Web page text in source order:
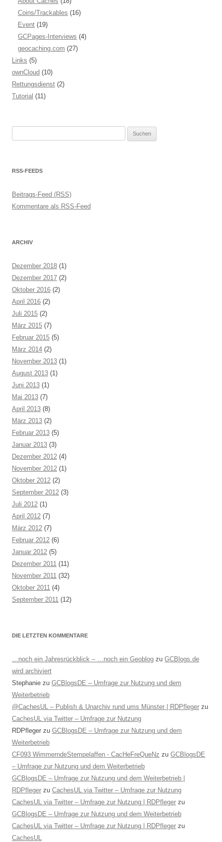
Coins/Trackables (16)
Event (19)
GCPages-Interviews (4)
geocaching.com (27)
Links (5)
ownCloud (10)
Rettungsdienst (2)
Tutorial (11)
RSS-FEEDS
Beitrags-Feed (RSS)
Kommentare als RSS-Feed
ARCHIV
Dezember 2018 (1)
Dezember 2017 (2)
Oktober 2016 (2)
April 2016 (2)
Juli 2015 (2)
März 2015 (7)
Februar 2015 (5)
März 2014 (2)
November 2013 (1)
August 2013 (1)
Juni 2013 (1)
Mai 2013 (7)
April 2013 (8)
März 2013 (2)
Februar 2013 (5)
Januar 2013 (3)
Dezember 2012 (4)
November 2012 (1)
Oktober 2012 (2)
September 2012 (3)
Juli 2012 (1)
April 2012 (7)
März 2012 (7)
Februar 2012 (6)
Januar 2012 (5)
Dezember 2011 (11)
November 2011 (32)
Oktober 2011 (4)
September 2011 (12)
DIE LETZTEN KOMMENTARE
…noch ein Jahresrückblick – …noch ein Geoblog zu GCBlogs.de
wird archiviert
Stephanie zu GCBlogsDE – Umfrage zur Nutzung und dem
Weiterbetrieb
@CachesUL – Publish & Unarchiv rund ums Münster | RDPfleger zu
CachesUL via Twitter – Umfrage zur Nutzung
RDPfleger zu GCBlogsDE – Umfrage zur Nutzung und dem
Weiterbetrieb
CF093 WimmerndeStempelaffen - CacHeFreQueNz zu GCBlogsDE
– Umfrage zur Nutzung und dem Weiterbetrieb
GCBlogsDE – Umfrage zur Nutzung und dem Weiterbetrieb |
RDPfleger zu CachesUL via Twitter – Umfrage zur Nutzung
CachesUL via Twitter – Umfrage zur Nutzung | RDPfleger zu
GCBlogsDE – Umfrage zur Nutzung und dem Weiterbetrieb
CachesUL via Twitter – Umfrage zur Nutzung | RDPfleger zu
CachesUL